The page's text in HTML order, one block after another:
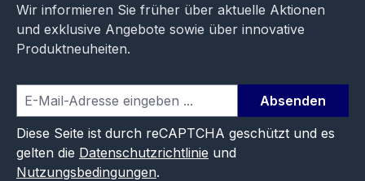
Wir informieren Sie früher über aktuelle Aktionen
und exklusive Angebote sowie über innovative
Produktneuheiten.
Absenden
Diese Seite ist durch reCAPTCHA geschützt und es
gelten die Datenschutzrichtlinie und
Nutzungsbedingungen.